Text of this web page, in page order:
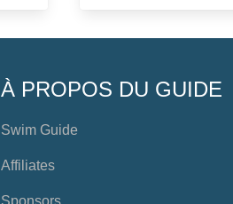
À PROPOS DU GUIDE
Swim Guide
Affiliates
Sponsors